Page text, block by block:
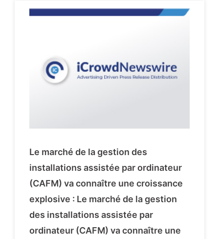
Le marché de la gestion des
installations assistée par ordinateur
(CAFM) va connaître une croissance
explosive : Le marché de la gestion
des installations assistée par
ordinateur (CAFM) va connaître une